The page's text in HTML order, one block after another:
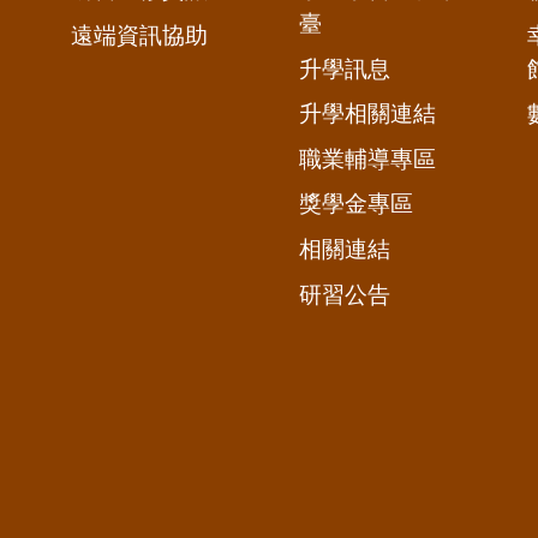
遠端資訊協助
臺
升學訊息
升學相關連結
職業輔導專區
獎學金專區
相關連結
研習公告